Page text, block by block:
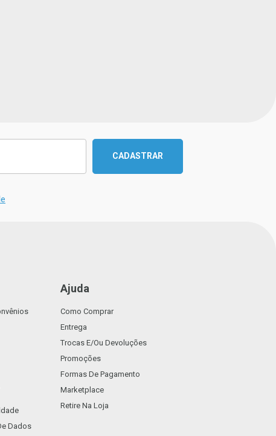
CADASTRAR
Dados
Ajuda
Como Comprar
Entrega
Trocas E/ou Devoluções
Promoções
Formas De Pagamento
Marketplace
Retire Na Loja